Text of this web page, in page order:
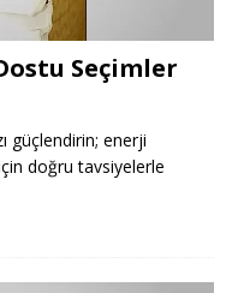
Seçimler
güçlendirin; enerji
doğru tavsiyelerle